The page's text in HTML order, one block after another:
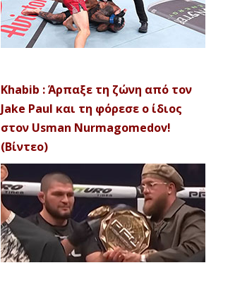
Khabib : Άρπαξε τη ζώνη από τον
Jake Paul και τη φόρεσε ο ίδιος
στον Usman Nurmagomedov!
(Βίντεο)